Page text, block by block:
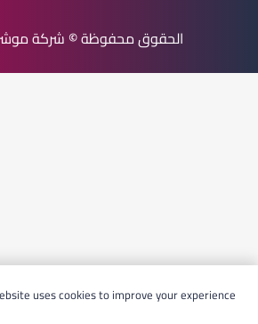
الحقوق محفوظة© شركة
uses cookies to improve your experience..